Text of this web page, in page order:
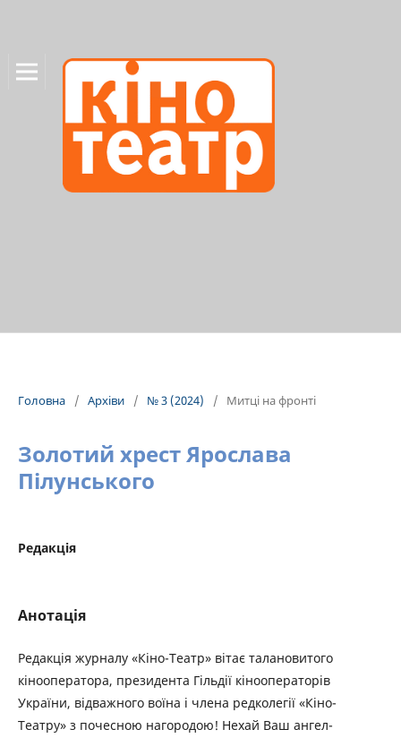
Головна / Архіви / № 3 (2024) / Митці на фронті
Золотий хрест Ярослава
Пілунського
Редакція
Анотація
Редакція журналу «Кіно-Театр» вітає талановитого
кінооператора, президента Гільдії кінооператорів
України, відважного воїна і члена редколегії «Кіно-
Театру» з почесною нагородою! Нехай Ваш ангел-